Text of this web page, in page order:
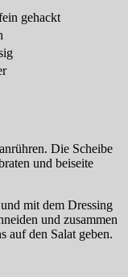
gehackt
Die Scheibe
und beiseite
mit dem Dressing
und zusammen
auf den Salat geben.